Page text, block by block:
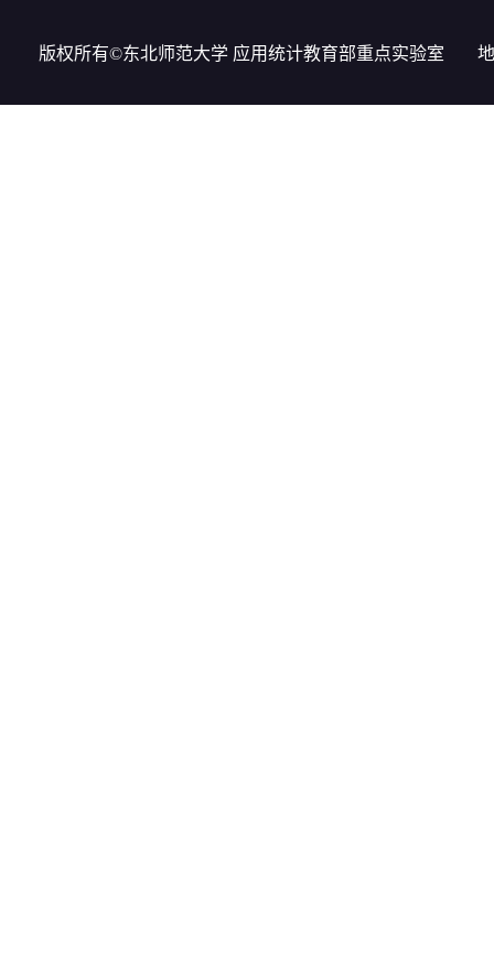
版权所有©东北师范大学 应用统计教育部重点实验室